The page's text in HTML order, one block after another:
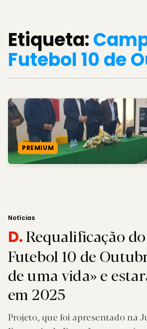
Etiqueta:
Futebol 10 de
PREMIUM
Notícias
D.Requalificação
Futebol 10 de
de uma vida» e
em 2025
Projeto, que foi apresentado na